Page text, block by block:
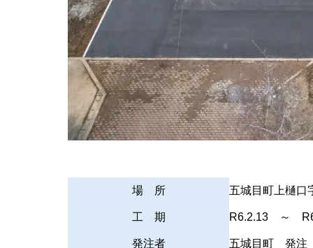
場 所 五城目町上樋口
工 期 R6.2.13 ～
発注者 五城目町 発注